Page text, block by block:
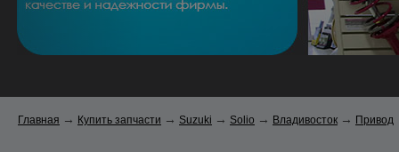
Главная → Купить запчасти → Suzuki → Solio → Владивосток → Привод